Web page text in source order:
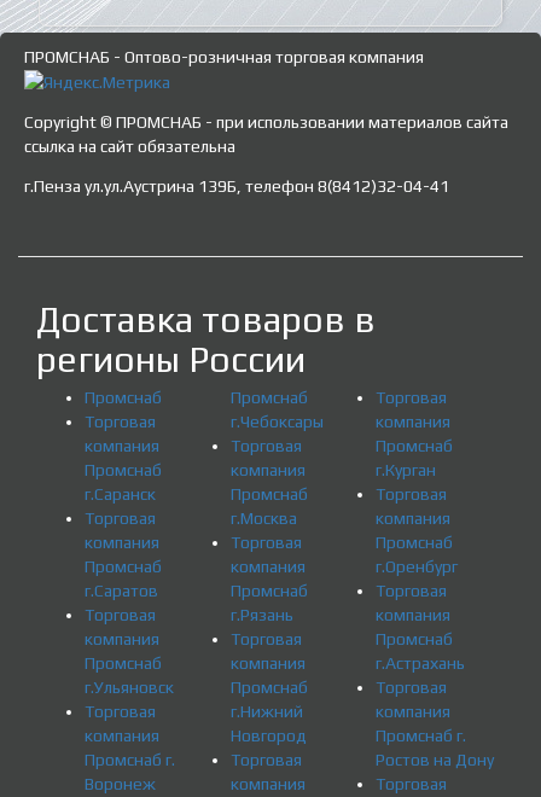
ПРОМСНАБ - Оптово-розничная торговая компания
Copyright © ПРОМСНАБ - при использовании материалов сайта
ссылка на сайт обязательна
г.Пенза ул.ул.Аустрина 139Б, телефон 8(8412)32-04-41
Доставка товаров в
регионы России
Промснаб
Торговая
компания
Промснаб
г.Саранск
Торговая
компания
Промснаб
г.Саратов
Торговая
компания
Промснаб
г.Ульяновск
Торговая
компания
Промснаб г.
Воронеж
Промснаб
г.Чебоксары
Торговая
компания
Промснаб
г.Москва
Торговая
компания
Промснаб
г.Рязань
Торговая
компания
Промснаб
г.Нижний
Новгород
Торговая
компания
Торговая
компания
Промснаб
г.Курган
Торговая
компания
Промснаб
г.Оренбург
Торговая
компания
Промснаб
г.Астрахань
Торговая
компания
Промснаб г.
Ростов на Дону
Торговая